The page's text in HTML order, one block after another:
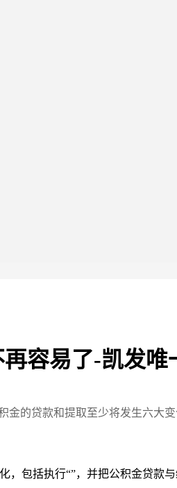
容易了-凯发唯
的贷款和提取至少将发生六大
包括执行“”，并把公积金贷款